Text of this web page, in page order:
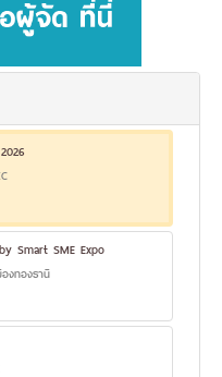
Smart SME Expo
งทองธานี